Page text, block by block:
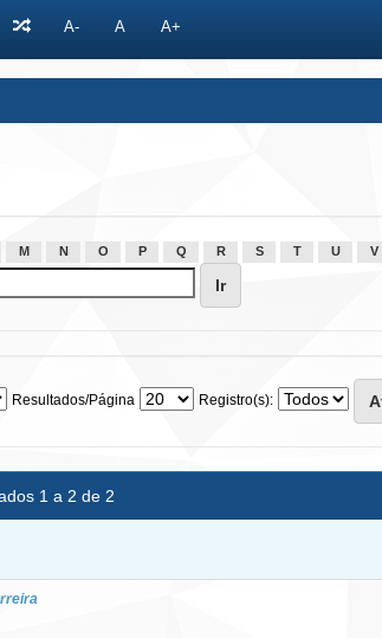
A- A A+
M N O P Q R S T U V
Resultados/Página Registro(s):
1 a 2 de 2